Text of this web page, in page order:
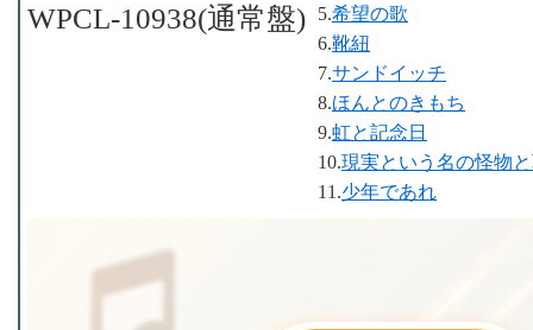
5.希望の歌
6.靴紐
7.サンドイッチ
8.ほんとのきもち
9.虹と記念日
10.現実という名の怪物
11.少年であれ
WPCL-10938(通常盤)